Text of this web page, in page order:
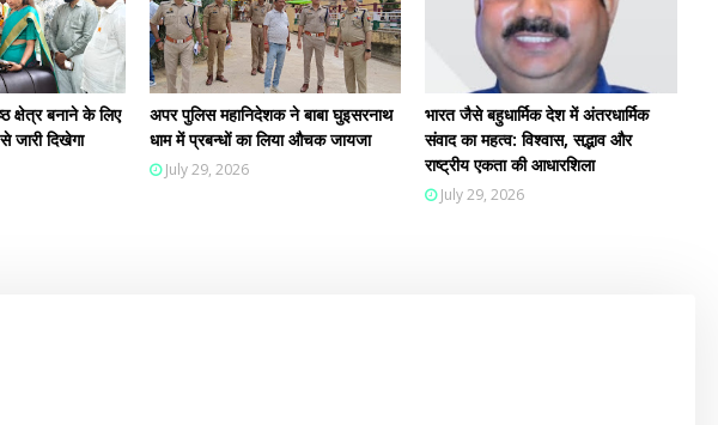
क्षेत्र बनाने के लिए
जारी दिखेगा
अपर पुलिस महानिदेशक ने बाबा घुइसरनाथ
धाम में प्रबन्धों का लिया औचक जायजा
July 29, 2026
भारत जैसे बहुधार्मिक देश में अंतरधार्मिक
संवाद का महत्व: विश्वास, सद्भाव और
राष्ट्रीय एकता की आधारशिला
July 29, 2026